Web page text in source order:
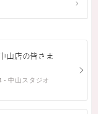
山店の皆さま
- 中山スタジオ